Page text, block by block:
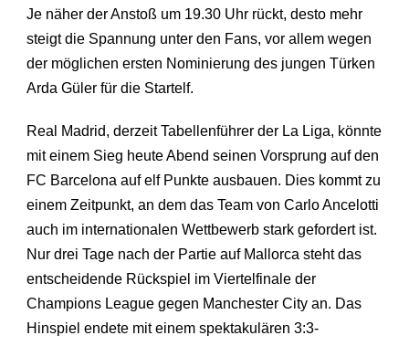
Je näher der Anstoß um 19.30 Uhr rückt, desto mehr
steigt die Spannung unter den Fans, vor allem wegen
der möglichen ersten Nominierung des jungen Türken
Arda Güler für die Startelf.
Real Madrid, derzeit Tabellenführer der La Liga, könnte
mit einem Sieg heute Abend seinen Vorsprung auf den
FC Barcelona auf elf Punkte ausbauen. Dies kommt zu
einem Zeitpunkt, an dem das Team von Carlo Ancelotti
auch im internationalen Wettbewerb stark gefordert ist.
Nur drei Tage nach der Partie auf Mallorca steht das
entscheidende Rückspiel im Viertelfinale der
Champions League gegen Manchester City an. Das
Hinspiel endete mit einem spektakulären 3:3-